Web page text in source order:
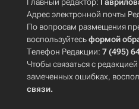
Адрес электронной почты
По вопросам размещения
воспользуйтесьформой
Телефон Редакции:7 (495)
Чтобы связаться с
замеченных ошибках,
связи.